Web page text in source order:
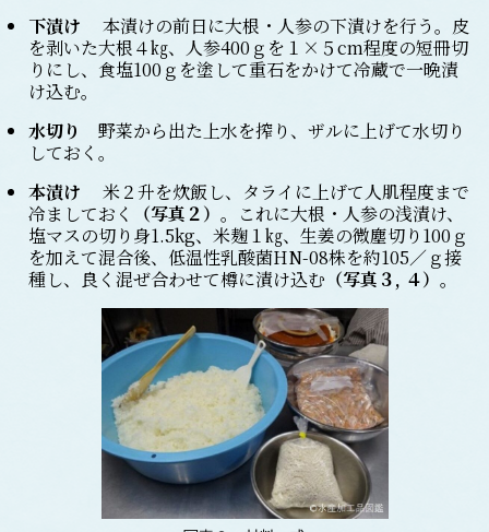
下漬け 本漬けの前日に大根・人参の下漬けを行う。皮
を剥いた大根４㎏、人参400ｇを１×５cm程度の短冊切
りにし、食塩100ｇを塗して重石をかけて冷蔵で一晩漬
け込む。
水切り
野菜から出た上水を搾り、ザルに上げて水切り
しておく。
本漬け 米２升を炊飯し、タライに上げて人肌程度まで
冷ましておく
（写真２） 。これに大根・人参の浅漬け、
塩マスの切り身1.5kg、米麹１㎏、生姜の微塵切り100ｇ
を加えて混合後、低温性乳酸菌HN-08株を約105／ｇ接
種し、良く混ぜ合わせて樽に漬け込む （写真３, ４） 。